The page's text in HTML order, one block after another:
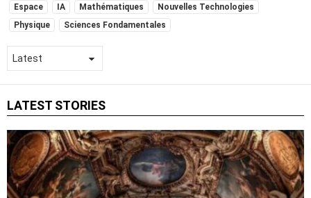
SUBTERMS
Espace IA Mathématiques
Nouvelles Technologies
Physique
Sciences Fondamentales
LATEST STORIES